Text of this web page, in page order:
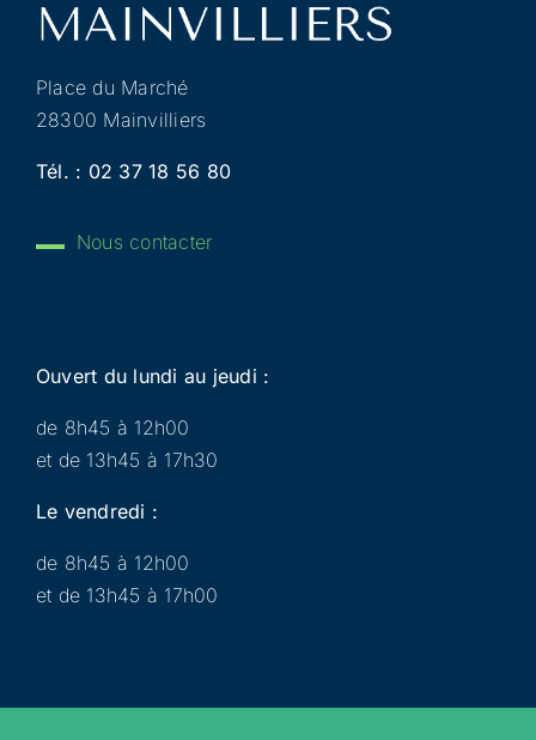
Place du Marché
28300 Mainvilliers
Tél. : 02 37 18 56 80
Nous contacter
Ouvert du lundi au jeudi :
de 8h45 à 12h00
et de 13h45 à 17h30
Le vendredi :
de 8h45 à 12h00
et de 13h45 à 17h00